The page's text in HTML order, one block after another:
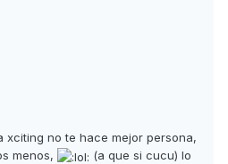
xciting no te hace mejor persona,
menos,
(a que si cucu) lo